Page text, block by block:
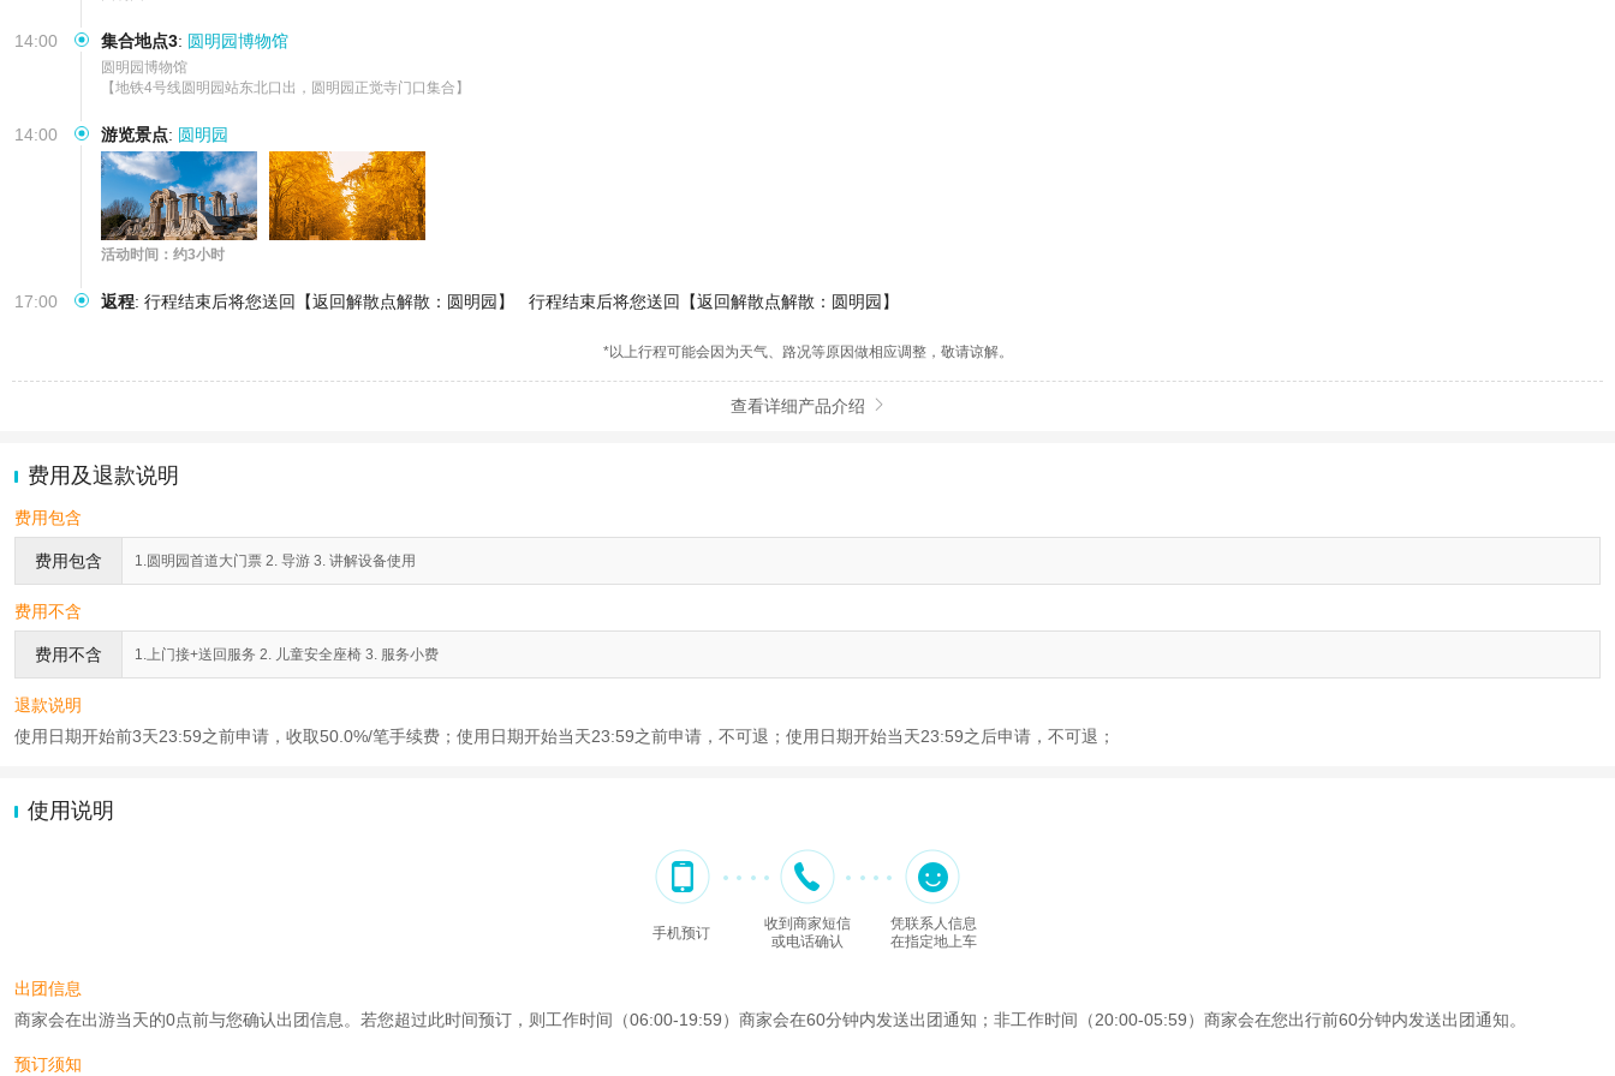
14:00 集合地点3: 圆明园博物馆
圆明园博物馆
【地铁4号线圆明园站东北口出，圆明园正觉寺门口集合】
14:00 游览景点: 圆明园
活动时间：约3小时
17:00 返程: 行程结束后将您送回【返回解散点解散：圆明园】 行程结束后将您送回【返回解散点解散：圆明园】
*以上行程可能会因为天气、路况等原因做相应调整，敬请谅解。
查看详细产品介绍 
费用及退款说明
费用包含
费用包含 1.圆明园首道大门票 2. 导游 3. 讲解设备使用
费用不含
费用不含 1.上门接+送回服务 2. 儿童安全座椅 3. 服务小费
退款说明
使用日期开始前3天23:59之前申请，收取50.0%/笔手续费；使用日期开始当天23:59之前申请，不可退；使用日期开始当天23:59之后申请，不可退；
使用说明
手机预订
收到商家短信
或电话确认
凭联系人信息
在指定地上车
出团信息
商家会在出游当天的0点前与您确认出团信息。若您超过此时间预订，则工作时间（06:00-19:59）商家会在60分钟内发送出团通知；非工作时间（20:00-05:59）商家会在您出行前60分钟内发送出团通知。
预订须知